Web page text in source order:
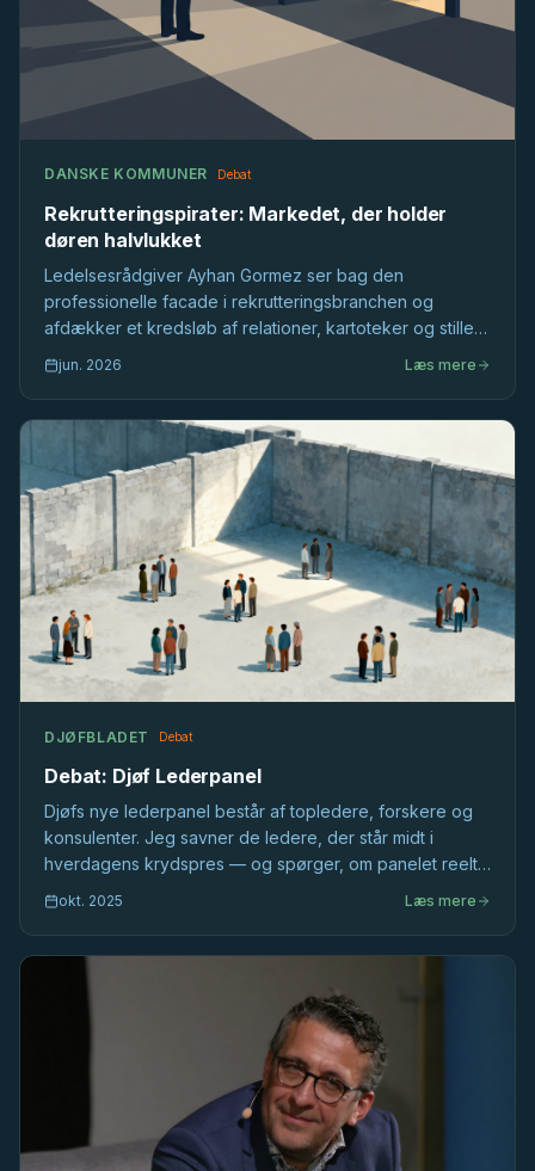
DANSKE KOMMUNER Debat
Rekrutteringspirater: Markedet, der holder
døren halvlukket
Ledelsesrådgiver Ayhan Gormez ser bag den
professionelle facade i rekrutteringsbranchen og
afdækker et kredsløb af relationer, kartoteker og stille
selektion, der former det offentlige ledelsesmarked,
længe før stillingsopslaget bliver skrevet.
jun. 2026 Læs mere
DJØFBLADET Debat
Debat: Djøf Lederpanel
Djøfs nye lederpanel består af topledere, forskere og
konsulenter. Jeg savner de ledere, der står midt i
hverdagens krydspres — og spørger, om panelet reelt
inddrager eller blot bekræfter det, vi allerede ved.
okt. 2025 Læs mere